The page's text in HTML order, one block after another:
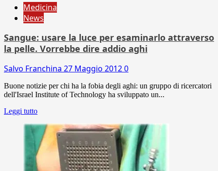
Medicina
News
Sangue: usare la luce per esaminarlo attraverso
la pelle. Vorrebbe dire addio aghi
Salvo Franchina 27 Maggio 20120
Buone notizie per chi ha la fobia degli aghi: un gruppo di ricercatori
dell'Israel Institute of Technology ha sviluppato un...
Leggi tutto